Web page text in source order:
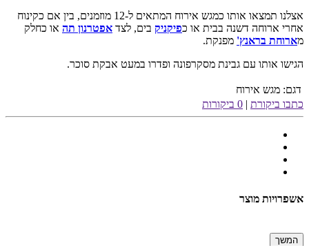
אצלנו תמצאו אותו כמגש אירוח המתאים ל-12 מוזמנים, בין אם כקינוח
אחרי ארוחה דשנה בבית או כפיקניק בים, לצד אפטרנון תה או כחלק
מארוחת בראנץ' מפנקת.
הגישו אותו עם גבינת מסקרפונה ופדרו במעט אבקת סוכר.
דגם: מגש אירוח
כתבו ביקורת | 0 ביקורות
אשפרויות מוצר
המשך